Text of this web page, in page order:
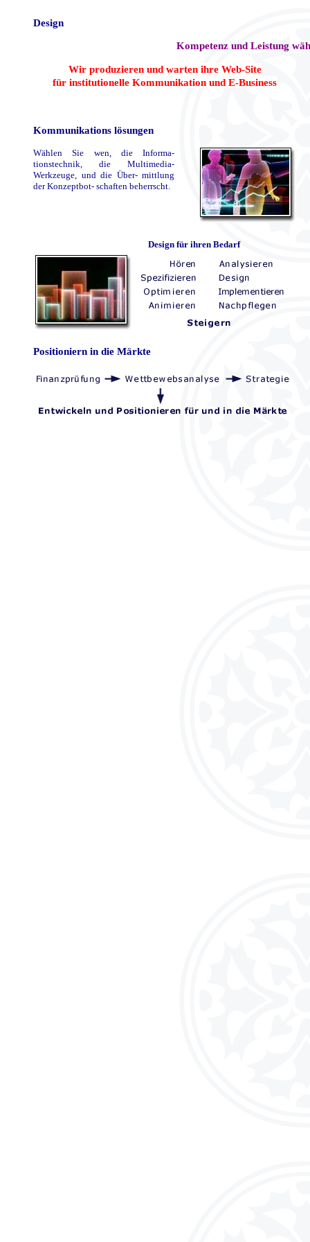
Design
Kompetenz und Leistung
Wir produzieren und warten ihre Web-Site
für institutionelle Kommunikation und E-Business
Kommunikations lösungen
Wählen Sie wen, die Informa-
tionstechnik, die Multimedia-
Werkzeuge, und die Über- mittlung
der Konzeptbot- schaften beherrscht.
Design für ihren Bedarf
Positioniern in die Märkte